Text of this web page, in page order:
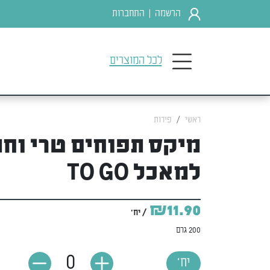
הרשמה התחברות
לכל המוצרים
ראשי פירות
מיקס תפוחים טרי
למאכל TO GO
₪11.90 / יח'
200 גרם
יח' 0